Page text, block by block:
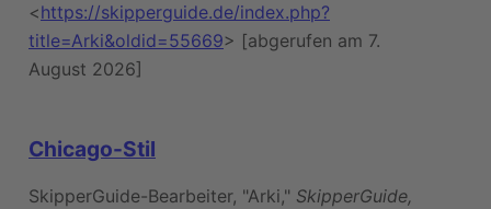
<https://skipperguide.de/index.php?
title=Arki&oldid=55669> [abgerufen am 7.
August 2026]
Chicago-Stil
SkipperGuide-Bearbeiter, "Arki," SkipperGuide,